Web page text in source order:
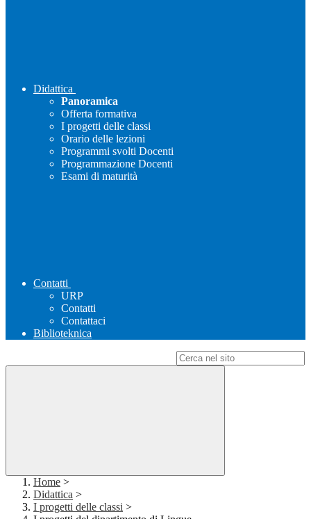
Didattica
Panoramica
Offerta formativa
I progetti delle classi
Orario delle lezioni
Programmi svolti Docenti
Programmazione Docenti
Esami di maturità
Contatti
URP
Contatti
Contattaci
Biblioteknica
Home >
Didattica >
I progetti delle classi >